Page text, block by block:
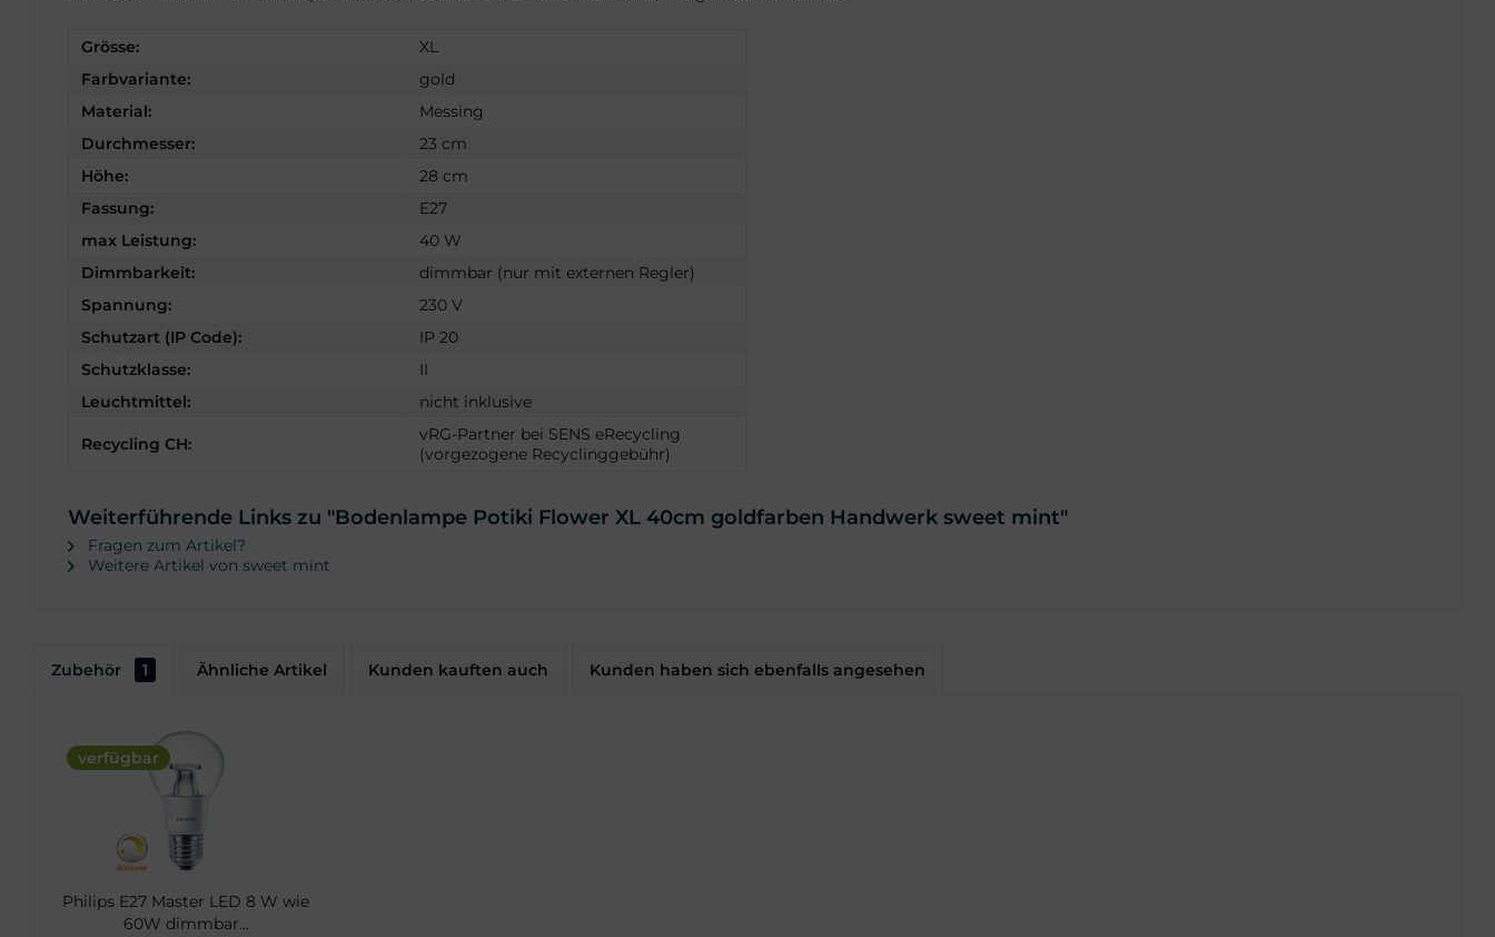
Grösse:
XL
Farbvariante:
gold
Material:
Messing
Durchmesser:
23 cm
Höhe:
28 cm
Fassung:
E27
max Leistung:
40 W
Dimmbarkeit:
dimmbar (nur mit externen Regler)
Spannung:
230 V
Schutzart (IP Code):
IP 20
Schutzklasse:
II
Leuchtmittel:
nicht inklusive
Recycling CH:
vRG-Partner bei SENS eRecycling
(vorgezogene Recyclinggebühr)
Weiterführende Links zu "Bodenlampe Potiki Flower XL 40cm goldfarben Handwerk sweet mint"
Fragen zum Artikel?
Weitere Artikel von sweet mint
Zubehör 1 Ähnliche Artikel Kunden kauften auch Kunden haben sich ebenfalls angesehen
verfügbar
Philips E27 Master LED 8 W wie
60W dimmbar...